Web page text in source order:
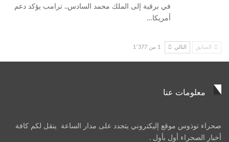
في برقية إلى الملك محمد السادس.. ترامب يؤكد دعم
أمريكا…
السابق التالي 1 من 1٬377
معلومات عنا
صحراء توذوس موقع إليكتروني يتجدد على مدار الساعة ينقل لكم كافة
أخبار الصحراء أول بأول .